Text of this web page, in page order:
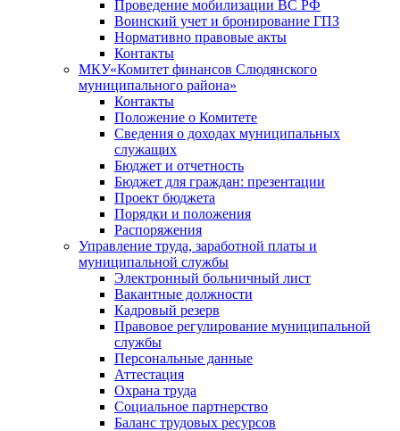
Проведение мобилизации ВС РФ
Воинский учет и бронирование ГПЗ
Нормативно правовые акты
Контакты
МКУ«Комитет финансов Слюдянского
муниципального района»
Контакты
Положение о Комитете
Сведения о доходах муниципальных
служащих
Бюджет и отчетность
Бюджет для граждан: презентации
Проект бюджета
Порядки и положения
Распоряжения
Управление труда, заработной платы и
муниципальной службы
Электронный больничный лист
Вакантные должности
Кадровый резерв
Правовое регулирование муниципальной
службы
Персональные данные
Аттестация
Охрана труда
Социальное партнерство
Баланс трудовых ресурсов